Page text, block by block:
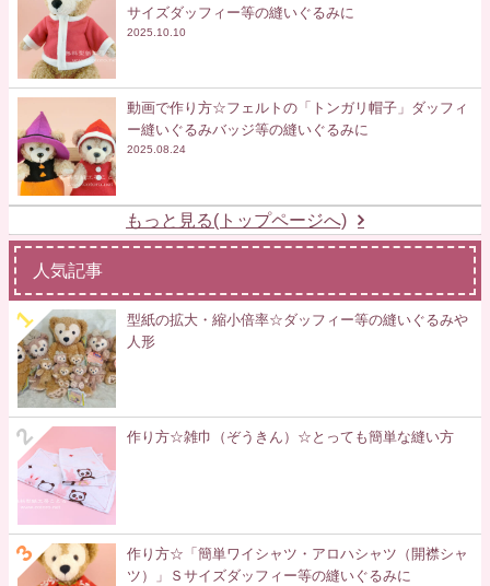
サイズダッフィー等の縫いぐるみに
2025.10.10
動画で作り方☆フェルトの「トンガリ帽子」ダッフィ
ー縫いぐるみバッジ等の縫いぐるみに
2025.08.24
もっと見る(トップページへ)
人気記事
型紙の拡大・縮小倍率☆ダッフィー等の縫いぐるみや
人形
作り方☆雑巾（ぞうきん）☆とっても簡単な縫い方
作り方☆「簡単ワイシャツ・アロハシャツ（開襟シャ
ツ）」Ｓサイズダッフィー等の縫いぐるみに